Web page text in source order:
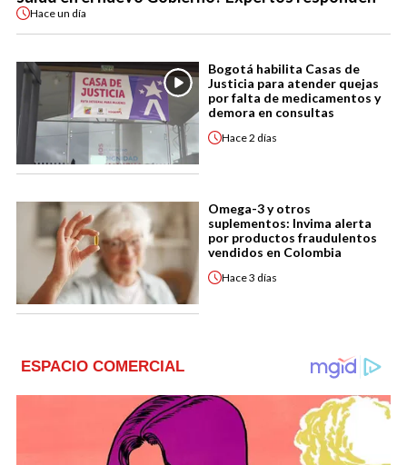
Haceun día
Bogotá habilita Casas de
Justicia para atender quejas
por falta de medicamentos y
demora en consultas
Hace2 días
Omega-3 y otros
suplementos: Invima alerta
por productos fraudulentos
vendidos en Colombia
Hace3 días